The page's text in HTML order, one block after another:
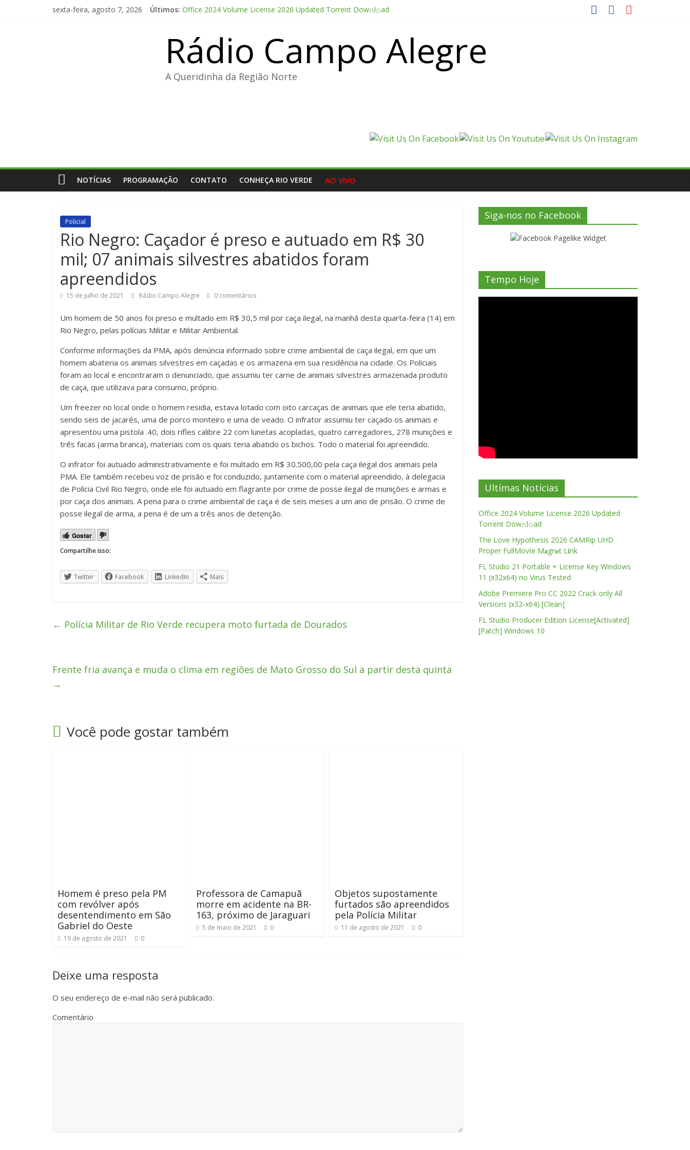
sexta-feira, agosto 7, 2026 Últimos: Office 2024 Volume License 2026 Updated Torrent Dow𝚗l𝚘аd
Adobe Premiere Pro CC 2022 Crack only All Versions (x32-x64) [Clean]
FL Studio Producer Edition License[Activated] [Patch] Windows 10
Rádio Campo Alegre
A Queridinha da Região Norte
NOTÍCIAS PROGRAMAÇÃO CONTATO CONHEÇA RIO VERDE AO VIVO
Policial
Rio Negro: Caçador é preso e autuado em R$ 30
mil; 07 animais silvestres abatidos foram
apreendidos
15 de julho de 2021 Rádio Campo Alegre 0 comentários
Um homem de 50 anos foi preso e multado em R$ 30,5 mil por caça ilegal, na manhã desta quarta-feira (14) em
Rio Negro, pelas polícias Militar e Militar Ambiental.
Conforme informações da PMA, após denúncia informado sobre crime ambiental de caça ilegal, em que um
homem abateria os animais silvestres em caçadas e os armazena em sua residência na cidade. Os Policiais
foram ao local e encontraram o denunciado, que assumiu ter carne de animais silvestres armazenada produto
de caça, que utilizava para consumo, próprio.
Um freezer no local onde o homem residia, estava lotado com oito carcaças de animais que ele teria abatido,
sendo seis de jacarés, uma de porco monteiro e uma de veado. O infrator assumiu ter caçado os animais e
apresentou uma pistola .40, dois rifles calibre 22 com lunetas acopladas, quatro carregadores, 278 munições e
três facas (arma branca), materiais com os quais teria abatido os bichos. Todo o material foi apreendido.
O infrator foi autuado administrativamente e foi multado em R$ 30.500,00 pela caça ilegal dos animais pela
PMA. Ele também recebeu voz de prisão e foi conduzido, juntamente com o material apreendido, à delegacia
de Polícia Civil Rio Negro, onde ele foi autuado em flagrante por crime de posse ilegal de munições e armas e
por caça dos animais. A pena para o crime ambiental de caça é de seis meses a um ano de prisão. O crime de
posse ilegal de arma, a pena é de um a três anos de detenção.
Gostar
Compartilhe isso:
Twitter Facebook LinkedIn Mais
← Polícia Militar de Rio Verde recupera moto furtada de Dourados
Frente fria avança e muda o clima em regiões de Mato Grosso do Sul a partir desta quinta
→
Você pode gostar também
Homem é preso pela PM
com revólver após
desentendimento em São
Gabriel do Oeste
19 de agosto de 2021 0
Professora de Camapuã
morre em acidente na BR-
163, próximo de Jaraguari
5 de maio de 2021 0
Objetos supostamente
furtados são apreendidos
pela Polícia Militar
11 de agosto de 2021 0
Deixe uma resposta
O seu endereço de e-mail não será publicado.
Comentário
Siga-nos no Facebook
Tempo Hoje
Ultímas Notícias
Office 2024 Volume License 2026 Updated
Torrent Dow𝚗l𝚘аd
The Love Hypothesis 2026 CAMRip UHD
Proper FullMov𝗂e M𝐚gn𝐞t L𝐢nk
FL Studio 21 Portable + License Key Windows
11 (x32x64) no Virus Tested
Adobe Premiere Pro CC 2022 Crack only All
Versions (x32-x64) [Clean]
FL Studio Producer Edition License[Activated]
[Patch] Windows 10